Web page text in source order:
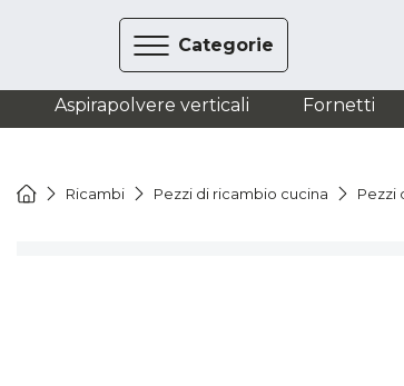
Categorie
Aspirapolvere verticali Fornetti
Ricambi Pezzi di ricambio cucina Pezzi